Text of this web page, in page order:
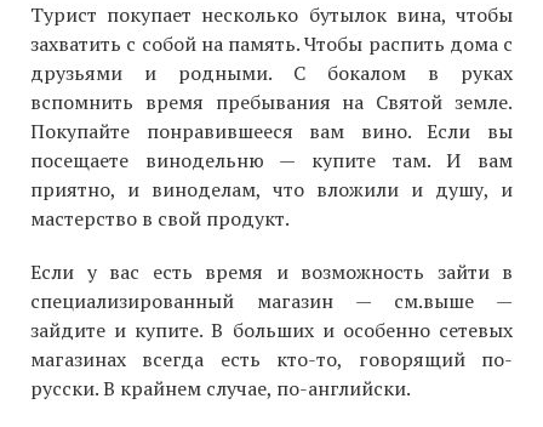
Турист покупает несколько бутылок вина, чтобы
захватить с собой на память. Чтобы распить дома с
друзьями и родными. С бокалом в руках
вспомнить время пребывания на Святой земле.
Покупайте понравившееся вам вино. Если вы
посещаете винодельню — купите там. И вам
приятно, и виноделам, что вложили и душу, и
мастерство в свой продукт.
Если у вас есть время и возможность зайти в
специализированный магазин — см.выше —
зайдите и купите. В больших и особенно сетевых
магазинах всегда есть кто-то, говорящий по-
русски. В крайнем случае, по-английски.